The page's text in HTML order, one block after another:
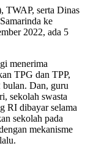
TWAP, serta Dinas
ke
2022, ada 5
menerima
TPG dan TPP,
bulan. Dan, guru
sekolah swasta
RI dibayar selama
sekolah pada
mekanisme